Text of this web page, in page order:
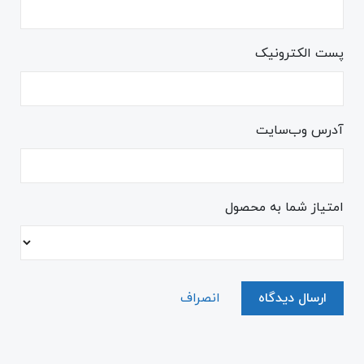
پست الکترونیک
آدرس وب‌سایت
امتیاز شما به محصول
ارسال دیدگاه انصراف